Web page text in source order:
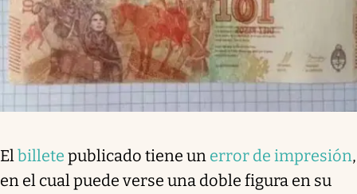
El billete publicado tiene un error de impresión,
en el cual puede verse una doble figura en su